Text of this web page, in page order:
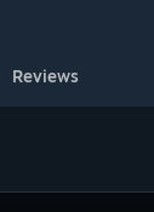
Reviews